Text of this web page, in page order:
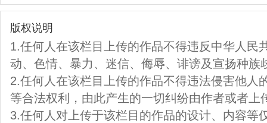
版权说明
1.任何人在该栏目上传的作品不得违反中华人民
动、色情、暴力、迷信、侮辱、诽谤及宣扬种族
2.任何人在该栏目上传的作品不得违法侵害他人
等合法权利，由此产生的一切纠纷由作者或者上
3.任何人对上传于该栏目的作品的设计、内容等